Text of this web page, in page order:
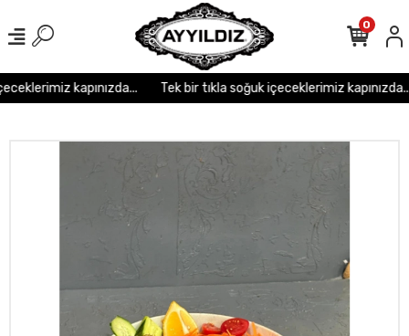
kapınızda... Tek bir tıkla soğuk içeceklerimiz kapınızda...
0